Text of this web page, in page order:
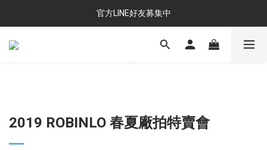
官方LINE好友募集中
2019 ROBINLO 春夏廠拍特賣會